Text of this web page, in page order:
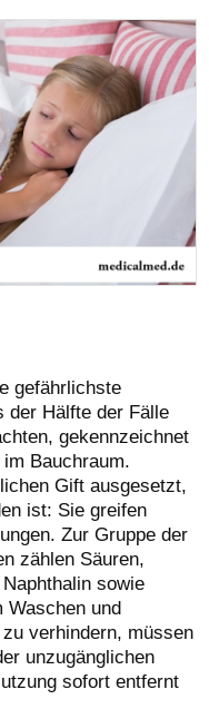
gefährlichste
der Hälfte der Fälle
gekennzeichnet
Bauchraum.
Gift ausgesetzt,
ist: Sie greifen
Zur Gruppe der
zählen Säuren,
sowie
Waschen und
verhindern, müssen
unzugänglichen
sofort entfernt